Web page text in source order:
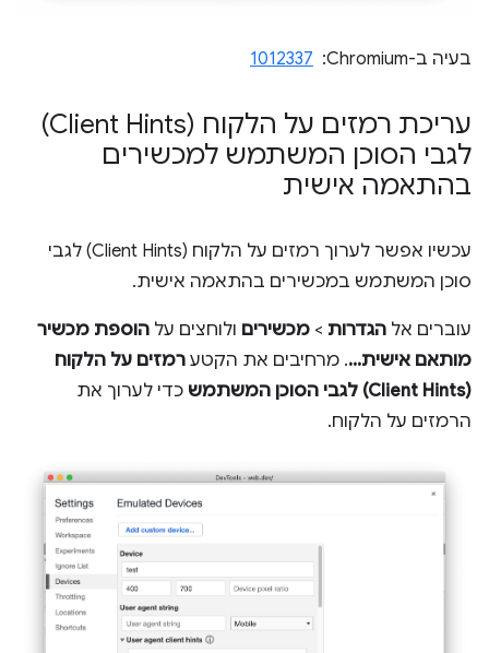
בעיה ב-Chromium: ‏ 1012337
עריכת רמזים על הלקוח (Client Hints)
לגבי הסוכן המשתמש למכשירים
בהתאמה אישית
עכשיו אפשר לערוך רמזים על הלקוח (Client Hints) לגבי
סוכן המשתמש במכשירים בהתאמה אישית.
עוברים אל הגדרות > מכשירים ולוחצים על הוספת מכשיר
מותאם אישית.... מרחיבים את הקטע רמזים על הלקוח
(Client Hints) לגבי הסוכן המשתמש
כדי לערוך את
הרמזים על הלקוח.